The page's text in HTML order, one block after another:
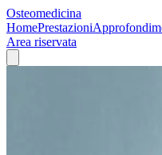
Osteomedicina
HomePrestazioni
Area riservata